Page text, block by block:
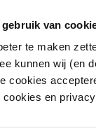
van
te maken
kunnen wij (en
cookies
cookies en